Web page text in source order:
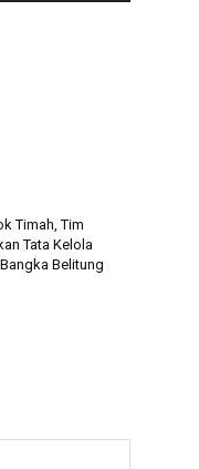
Timah, Tim
Tata Kelola
Belitung